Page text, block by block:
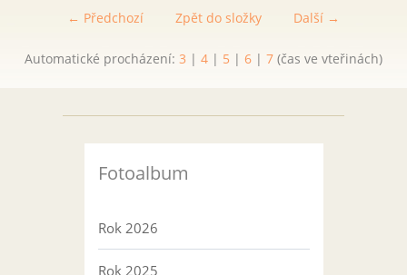
← Předchozí Další →
Zpět do složky
Automatické procházení: 3 | 4 | 5 | 6 | 7 (čas ve vteřinách)
Fotoalbum
Rok 2026
Rok 2025